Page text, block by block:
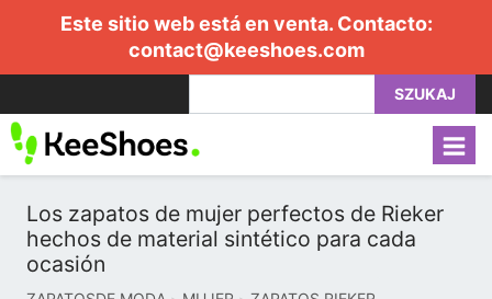
Este sitio web está en venta. Contacto:
contact@keeshoes.com
SZUKAJ
Los zapatos de mujer perfectos de Rieker
hechos de material sintético para cada
ocasión